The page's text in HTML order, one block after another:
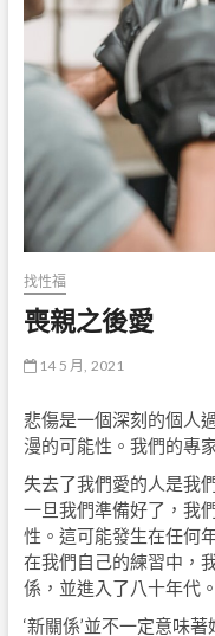
找性福
喪親之後愛
14 5 月, 2021
悲傷是一個深刻的個人
漫的可能性。我們的專
失去了我們愛的人是我
一旦我們準備好了，我
性。這可能發生在任何
在我們自己的練習中，
係，並進入了八十年代。
‘新關係’並不一定意味